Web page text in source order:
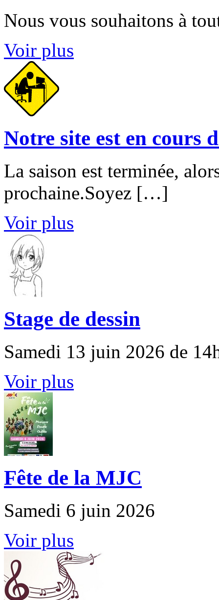
Nous vous souhaitons à
Voir plus
Notre site est en cours
La saison est terminée,
prochaine.Soyez […]
Voir plus
Stage de dessin
Samedi 13 juin 2026 de
Voir plus
Fête de la MJC
Samedi 6 juin 2026
Voir plus